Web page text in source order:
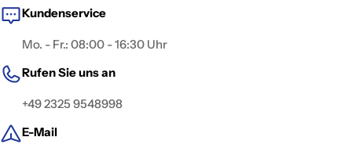
Kundenservice
Mo. - Fr.: 08:00 - 16:30 Uhr
Rufen Sie uns an
+49 2325 9548998
E-Mail